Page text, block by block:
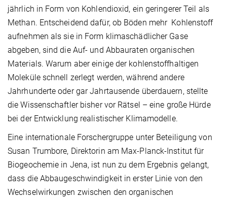
jährlich in Form von Kohlendioxid, ein geringerer Teil als
Methan. Entscheidend dafür, ob Böden mehr Kohlenstoff
aufnehmen als sie in Form klimaschädlicher Gase
abgeben, sind die Auf- und Abbauraten organischen
Materials. Warum aber einige der kohlenstoffhaltigen
Moleküle schnell zerlegt werden, während andere
Jahrhunderte oder gar Jahrtausende überdauern, stellte
die Wissenschaftler bisher vor Rätsel – eine große Hürde
bei der Entwicklung realistischer Klimamodelle.
Eine internationale Forschergruppe unter Beteiligung von
Susan Trumbore, Direktorin am Max-Planck-Institut für
Biogeochemie in Jena, ist nun zu dem Ergebnis gelangt,
dass die Abbaugeschwindigkeit in erster Linie von den
Wechselwirkungen zwischen den organischen